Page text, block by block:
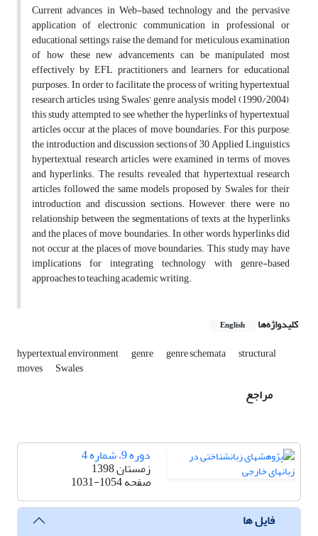
Current advances in Web-based technology and the pervasive
application of electronic communication in professional or
educational settings raise the demand for meticulous examination
of how these new advancements can be manipulated most
effectively by EFL practitioners and learners for educational
purposes. In order to facilitate the process of writing hypertextual
research articles using Swales’ genre analysis model (1990/2004),
this study attempted to see whether the hyperlinks of hypertextual
articles occur at the places of move boundaries. For this purpose,
the introduction and discussion sections of 30 Applied Linguistics
hypertextual research articles were examined in terms of moves
and hyperlinks. The results revealed that hypertextual research
articles followed the same models proposed by Swales for their
introduction and discussion sections. However, there were no
relationship between the segmentations of texts at the hyperlinks
and the places of move boundaries. In other words, hyperlinks did
not occur at the places of move boundaries. This study may have
implications for integrating technology with genre-based
approaches to teaching academic writing.
کلیدواژه‌ها English
hypertextual environment genre genre schemata structural
moves Swales
مراجع
دوره 9، شماره 4
زمستان 1398
صفحه1031-1054
فایل ها